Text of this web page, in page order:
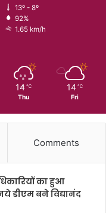
13º - 8º
92%
1.65 km/h
14 ℃
Thu
14 ℃
Fri
Comments
का हुआ
डीएम बने विद्यानंद